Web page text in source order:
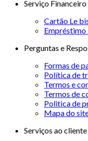
Serviço Financeiro
Cartão Le
Perguntas e
Formas de
Política de
Termos e
Termos de
Politica de
Mapa do
Serviços ao cliente